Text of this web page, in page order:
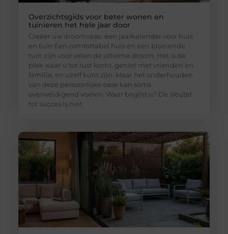
Overzichtsgids voor beter wonen en
tuinieren het hele jaar door
Creëer uw droomoase: een jaarkalender voor huis
en tuin Een comfortabel huis en een bloeiende
tuin zijn voor velen de ultieme droom. Het is de
plek waar u tot rust komt, geniet met vrienden en
familie, en uzelf kunt zijn. Maar het onderhouden
van deze persoonlijke oase kan soms
overweldigend voelen. Waar begint u? De sleutel
tot succes is niet